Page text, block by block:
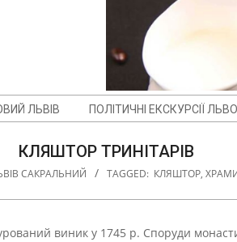
ЛЬВІВ ПОЛІТИЧНІ ЕКСКУРСІЇ
КЛЯШТОР ТРИНІТАРІВ
САКРАЛЬНИЙ TAGGED: КЛЯШТОР,
виник у 1745 р. Споруди